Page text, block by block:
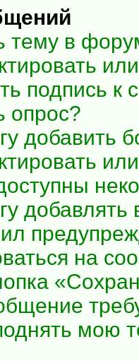
тему в
подпись
опрос?
добавить
добавлять
на
мою